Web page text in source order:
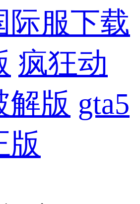
际服下载
疯狂动
解版 gta5
版